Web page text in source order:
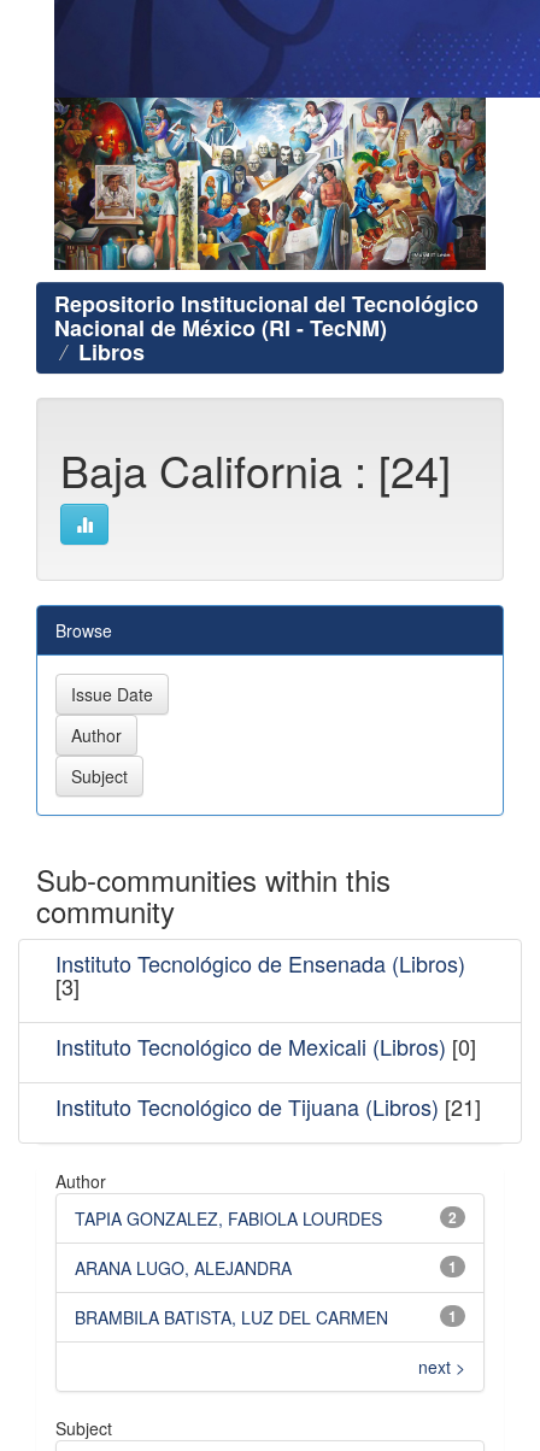
Repositorio Institucional del Tecnológico
Nacional de México (RI - TecNM)
Libros
Baja California : [24]
Browse
Sub-communities within this
community
Instituto Tecnológico de Ensenada (Libros)
[3]
Instituto Tecnológico de Mexicali (Libros) [0]
Instituto Tecnológico de Tijuana (Libros) [21]
Author
2
TAPIA GONZALEZ, FABIOLA LOURDES
1
ARANA LUGO, ALEJANDRA
1
BRAMBILA BATISTA, LUZ DEL CARMEN
next >
Subject